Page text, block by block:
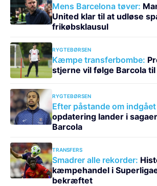
Mens Barcelona tøver:
United klar til at udløse
frikøbsklausul
RYGTEBØRSEN
Kæmpe transferbombe:
stjerne vil følge Barcola
RYGTEBØRSEN
Efter påstande om
opdatering lander i
Barcola
TRANSFERS
Smadrer alle rekorder:
kæmpehandel i
bekræftet